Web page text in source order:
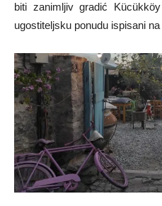
biti zanimljiv gradić
ugostiteljsku ponudu ispisani